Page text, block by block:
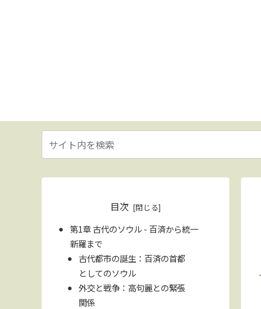
目次
第1章 古代のソウル - 百済から統一
新羅まで
古代都市の誕生：百済の首都
としてのソウル
外交と戦争：高句麗との緊張
関係